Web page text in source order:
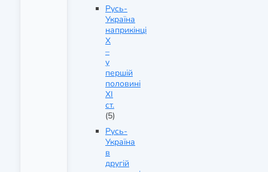
Русь-
Україна
наприкінці
X
–
у
першій
половині
XI
ст.
(5)
Русь-
Україна
в
другій